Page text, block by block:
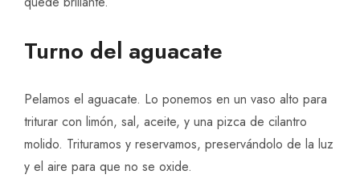
Turno del aguacate
Pelamos el aguacate. Lo ponemos en un vaso alto para
triturar con limón, sal, aceite, y una pizca de cilantro
molido. Trituramos y reservamos, preservándolo de la luz
y el aire para que no se oxide.